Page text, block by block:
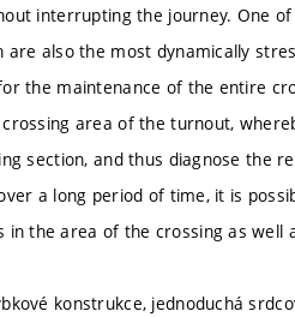
interrupting the journey. One
also the most dynamically
the maintenance of the entire
area of the turnout,
section, and thus diagnose the
a long period of time, it is
the area of the crossing as
konstrukce, jednoduchá